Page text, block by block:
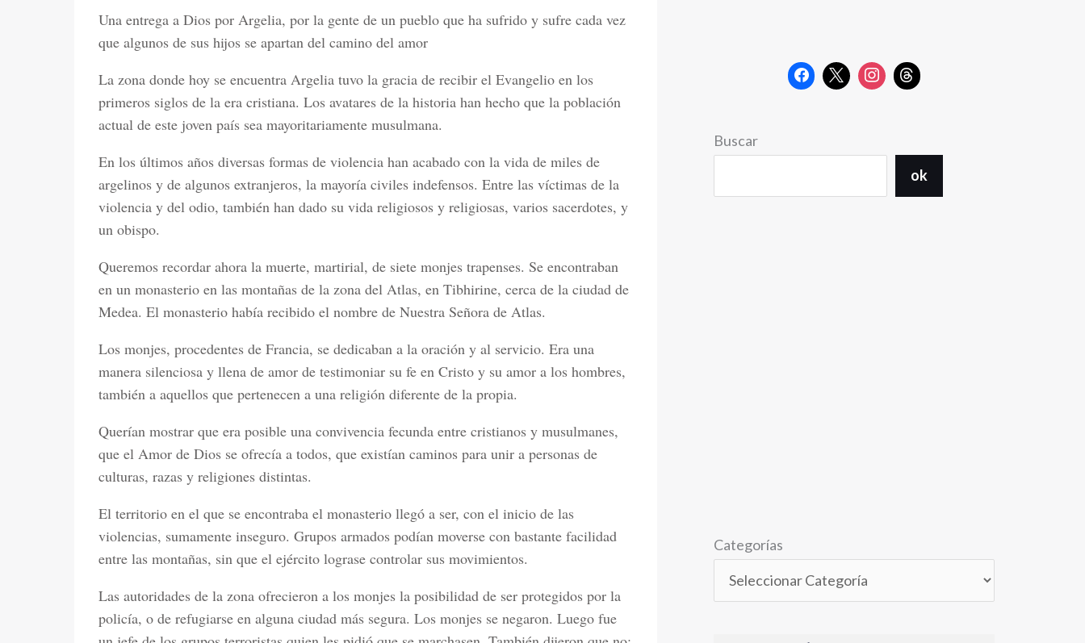
Una entrega a Dios por Argelia, por la gente de un pueblo que ha sufrido y sufre cada vez
que algunos de sus hijos se apartan del camino del amor
La zona donde hoy se encuentra Argelia tuvo la gracia de recibir el Evangelio en los
primeros siglos de la era cristiana. Los avatares de la historia han hecho que la población
actual de este joven país sea mayoritariamente musulmana.
En los últimos años diversas formas de violencia han acabado con la vida de miles de
argelinos y de algunos extranjeros, la mayoría civiles indefensos. Entre las víctimas de la
violencia y del odio, también han dado su vida religiosos y religiosas, varios sacerdotes, y
un obispo.
Queremos recordar ahora la muerte, martirial, de siete monjes trapenses. Se encontraban
en un monasterio en las montañas de la zona del Atlas, en Tibhirine, cerca de la ciudad de
Medea. El monasterio había recibido el nombre de Nuestra Señora de Atlas.
Los monjes, procedentes de Francia, se dedicaban a la oración y al servicio. Era una
manera silenciosa y llena de amor de testimoniar su fe en Cristo y su amor a los hombres,
también a aquellos que pertenecen a una religión diferente de la propia.
Querían mostrar que era posible una convivencia fecunda entre cristianos y musulmanes,
que el Amor de Dios se ofrecía a todos, que existían caminos para unir a personas de
culturas, razas y religiones distintas.
El territorio en el que se encontraba el monasterio llegó a ser, con el inicio de las
violencias, sumamente inseguro. Grupos armados podían moverse con bastante facilidad
entre las montañas, sin que el ejército lograse controlar sus movimientos.
Las autoridades de la zona ofrecieron a los monjes la posibilidad de ser protegidos por la
policía, o de refugiarse en alguna ciudad más segura. Los monjes se negaron. Luego fue
Buscar
ok
Categorías